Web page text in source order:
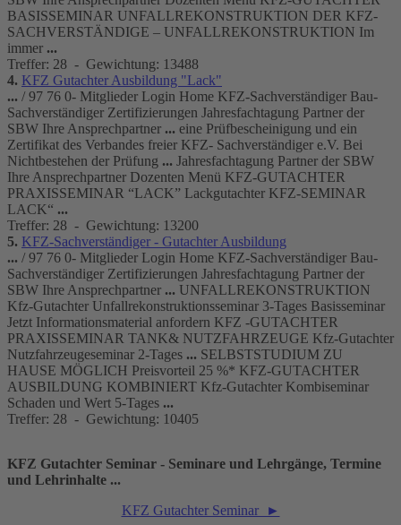
BASISSEMINAR UNFALLREKONSTRUKTION DER KFZ-
SACHVERSTÄNDIGE – UNFALLREKONSTRUKTION Im
immer ...
Treffer: 28 - Gewichtung: 13488
4. KFZ Gutachter Ausbildung "Lack"
... / 97 76 0- Mitglieder Login Home KFZ-Sachverständiger Bau-
Sachverständiger Zertifizierungen Jahresfachtagung Partner der
SBW Ihre Ansprechpartner ... eine Prüfbescheinigung und ein
Zertifikat des Verbandes freier KFZ- Sachverständiger e.V. Bei
Nichtbestehen der Prüfung ... Jahresfachtagung Partner der SBW
Ihre Ansprechpartner Dozenten Menü KFZ-GUTACHTER
PRAXISSEMINAR “LACK” Lackgutachter KFZ-SEMINAR
LACK“ ...
Treffer: 28 - Gewichtung: 13200
5. KFZ-Sachverständiger - Gutachter Ausbildung
... / 97 76 0- Mitglieder Login Home KFZ-Sachverständiger Bau-
Sachverständiger Zertifizierungen Jahresfachtagung Partner der
SBW Ihre Ansprechpartner ... UNFALLREKONSTRUKTION
Kfz-Gutachter Unfallrekonstruktionsseminar 3-Tages Basisseminar
Jetzt Informationsmaterial anfordern KFZ -GUTACHTER
PRAXISSEMINAR TANK& NUTZFAHRZEUGE Kfz-Gutachter
Nutzfahrzeugeseminar 2-Tages ... SELBSTSTUDIUM ZU
HAUSE MÖGLICH Preisvorteil 25 %* KFZ-GUTACHTER
AUSBILDUNG KOMBINIERT Kfz-Gutachter Kombiseminar
Schaden und Wert 5-Tages ...
Treffer: 28 - Gewichtung: 10405
KFZ Gutachter Seminar - Seminare und Lehrgänge, Termine
und Lehrinhalte ...
KFZ Gutachter Seminar ►